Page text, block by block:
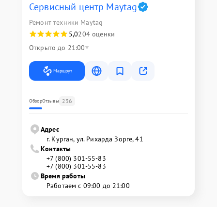
Сервисный центр Maytag
Ремонт техники Maytag
5,0204 оценки
Открыто до 21:00
Маршрут
ОбзорОтзывы 236
Адрес
г. Курган, ул. Рихарда Зорге, 41
Контакты
+7 (800) 301-55-83
+7 (800) 301-55-83
Время работы
Работаем с 09:00 до 21:00